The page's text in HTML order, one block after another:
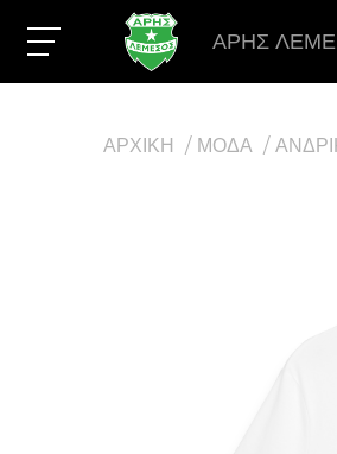
ΑΡΗΣ
ΑΡΧΙΚΗ ΜΟΔΑ